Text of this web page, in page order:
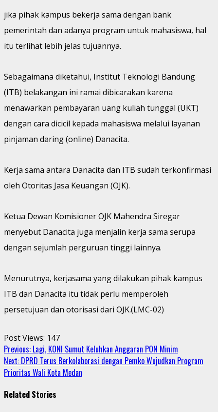
jika pihak kampus bekerja sama dengan bank
pemerintah dan adanya program untuk mahasiswa, hal
itu terlihat lebih jelas tujuannya.
Sebagaimana diketahui, Institut Teknologi Bandung
(ITB) belakangan ini ramai dibicarakan karena
menawarkan pembayaran uang kuliah tunggal (UKT)
dengan cara dicicil kepada mahasiswa melalui layanan
pinjaman daring (online) Danacita.
Kerja sama antara Danacita dan ITB sudah terkonfirmasi
oleh Otoritas Jasa Keuangan (OJK).
Ketua Dewan Komisioner OJK Mahendra Siregar
menyebut Danacita juga menjalin kerja sama serupa
dengan sejumlah perguruan tinggi lainnya.
Menurutnya, kerjasama yang dilakukan pihak kampus
ITB dan Danacita itu tidak perlu memperoleh
persetujuan dan otorisasi dari OJK.(LMC-02)
Post Views: 147
Continue
Reading
Previous: Lagi, KONI Sumut Keluhkan Anggaran PON Minim
Next: DPRD Terus Berkolaborasi dengan Pemko Wujudkan Program
Prioritas Wali Kota Medan
Related Stories